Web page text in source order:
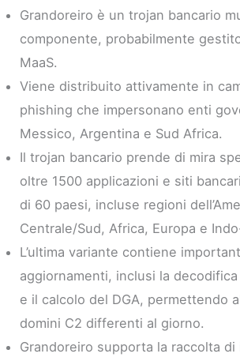
Grandoreiro è un trojan bancario
componente, probabilmente
MaaS.
Viene distribuito attivamente in
phishing che impersonano enti
Messico, Argentina e Sud Africa.
Il trojan bancario prende di mira
oltre 1500 applicazioni e siti
di 60 paesi, incluse regioni
Centrale/Sud, Africa, Europa e
L’ultima variante contiene
aggiornamenti, inclusi la
e il calcolo del DGA, permettendo
domini C2 differenti al giorno.
Grandoreiro supporta la raccolta di